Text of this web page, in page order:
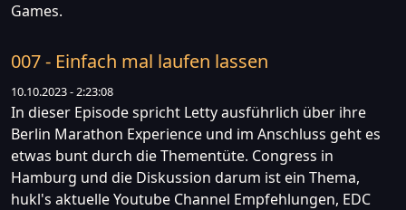
Games.
007 - Einfach mal laufen lassen
10.10.2023 - 2:23:08
In dieser Episode spricht Letty ausführlich über ihre
Berlin Marathon Experience und im Anschluss geht es
etwas bunt durch die Thementüte. Congress in
Hamburg und die Diskussion darum ist ein Thema,
hukl's aktuelle Youtube Channel Empfehlungen, EDC